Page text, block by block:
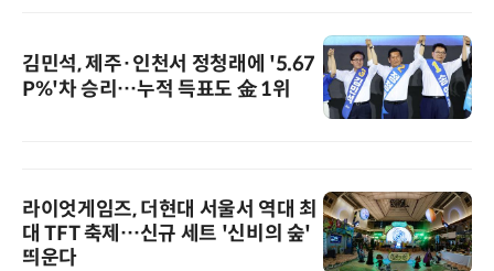
김민석, 제주·인천서 정청래에 '5.67
P%'차 승리…누적 득표도 金 1위
라이엇게임즈, 더현대 서울서 역대 최
대 TFT 축제…신규 세트 '신비의 숲'
띄운다